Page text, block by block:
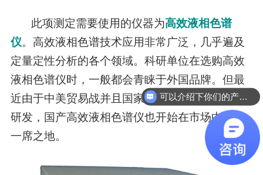
此项测定需要使用的仪器为高效液相色谱
仪。高效液相色谱技术应用非常广泛，几乎遍及
定量定性分析的各个领域。科研单位在选购高效
液相色谱仪时，一般都会青睐于外国品牌。但最
近由于中美贸易战并且国家大力支持科研仪器的
研发，国产高效液相色谱仪也开始在市场中占有
一席之地。
可以介绍下你们的产品么